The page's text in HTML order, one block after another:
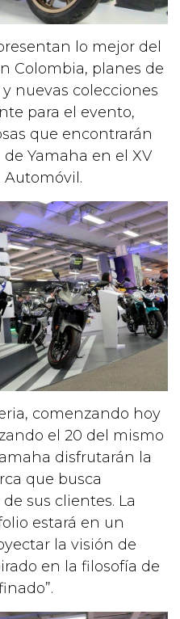
lo mejor del
Colombia, planes de
nuevas colecciones
para el evento,
que encontrarán
Yamaha en el XV
comenzando hoy
el 20 del mismo
disfrutarán la
que busca
sus clientes. La
estará en un
la visión de
en la filosofía de